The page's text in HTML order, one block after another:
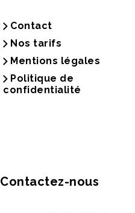
Contact
Nos tarifs
Mentions légales
Politique de
confidentialité
Contactez-nous